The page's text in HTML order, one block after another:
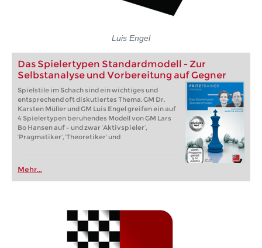
Luis Engel
Das Spielertypen Standardmodell - Zur
Selbstanalyse und Vorbereitung auf Gegner
Spielstile im Schach sind ein wichtiges und
entsprechend oft diskutiertes Thema. GM Dr.
Karsten Müller und GM Luis Engel greifen ein auf
4 Spielertypen beruhendes Modell von GM Lars
Bo Hansen auf – und zwar ‘Aktivspieler’,
‘Pragmatiker’, ‘Theoretiker’ und
Mehr...